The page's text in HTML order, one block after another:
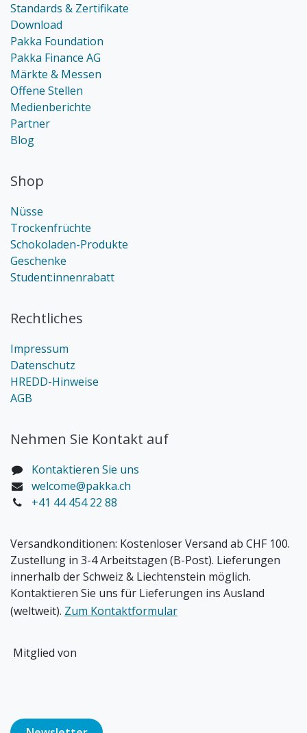
Standards & Zertifikate
Download
Pakka Foundation
Pakka Finance AG
Märkte & Messen
Offene Stellen
Medienberichte
Partner
Blog
Shop
Nüsse
Trockenfrüchte
Schokoladen-Produkte
Geschenke
Student:innenrabatt
Rechtliches
Impressum
Datenschutz
HREDD-Hinweise
AGB
Nehmen Sie Kontakt auf
Kontaktieren Sie uns
welcome@pakka.ch
+41 44 454 22 88
Versandkonditionen: Kostenloser Versand ab CHF 100.
Zustellung in 3-4 Arbeitstagen (B-Post). Lieferungen
innerhalb der Schweiz & Liechtenstein möglich.
Kontaktieren Sie uns für Lieferungen ins Ausland
(weltweit). Zum Kontaktformular
Mitglied von